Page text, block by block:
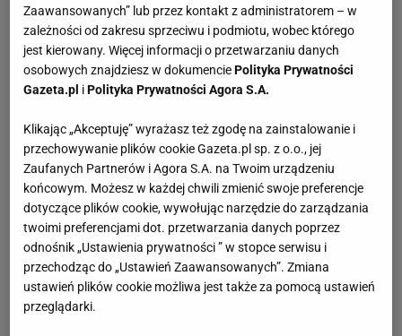
Zaawansowanych” lub przez kontakt z administratorem – w
zależności od zakresu sprzeciwu i podmiotu, wobec którego
jest kierowany. Więcej informacji o przetwarzaniu danych
osobowych znajdziesz w dokumenciePolityka Prywatności
Gazeta.pl iPolityka Prywatności Agora S.A.
Klikając „Akceptuję” wyrażasz też zgodę na zainstalowanie i
przechowywanie plików cookie Gazeta.pl sp. z o.o., jej
Zaufanych Partnerów i Agora S.A. na Twoim urządzeniu
końcowym. Możesz w każdej chwili zmienić swoje preferencje
dotyczące plików cookie, wywołując narzędzie do zarządzania
twoimi preferencjami dot. przetwarzania danych poprzez
odnośnik „Ustawienia prywatności ” w stopce serwisu i
przechodząc do „Ustawień Zaawansowanych”. Zmiana
ustawień plików cookie możliwa jest także za pomocą ustawień
przeglądarki.